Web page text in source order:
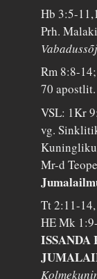
Hb 3:5-
Prh.
Rm 8:8-
70
VSL: 1Kr
vg.
Mr-d
Tt 2:11-
HE Mk
ISSANDA